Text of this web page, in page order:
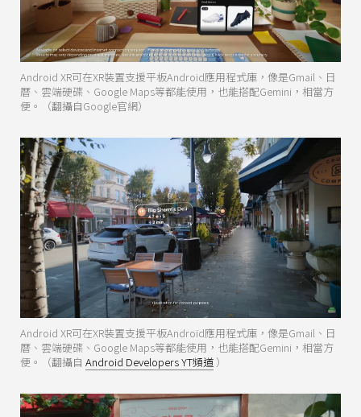
Android XR可在XR裝置支援平板Android應用程式庫，像是Gmail、日
曆、雲端硬碟、Google Maps等都能使用，也能搭配Gemini，相當方
便。（翻攝自Google官網）
Android XR可在XR裝置支援平板Android應用程式庫，像是Gmail、日
曆、雲端硬碟、Google Maps等都能使用，也能搭配Gemini，相當方
便。（翻攝自 Android Developers YT頻道 ）